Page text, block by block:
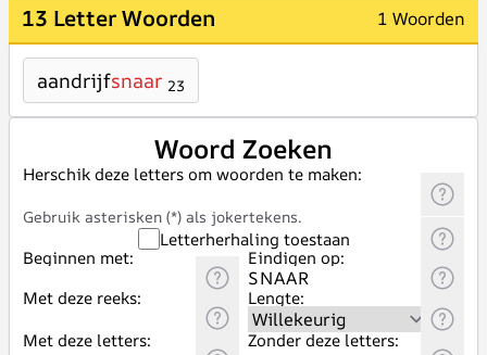
13 Letter Woorden 1 Woorden
aandrijfsnaar 23
Woord Zoeken
Herschik deze letters om woorden te maken:
Gebruik asterisken (*) als jokertekens.
Letterherhaling toestaan
Beginnen met:
Eindigen op:
Met deze reeks:
Lengte:
Met deze letters:
Zonder deze letters: